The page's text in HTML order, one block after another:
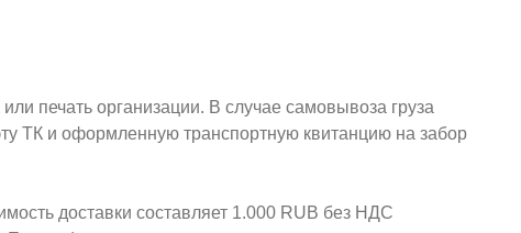
печать организации. В случае самовывоза груза
ТК и оформленную транспортную квитанцию на забор
доставки составляет 1.000 RUB без НДС